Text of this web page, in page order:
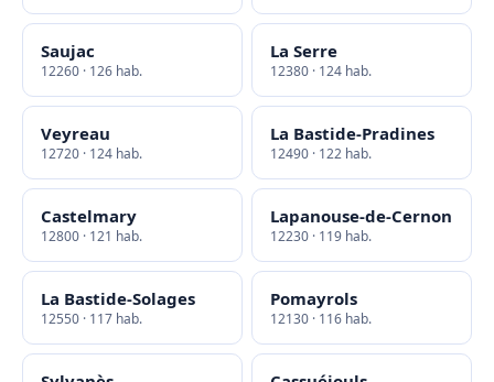
Saujac
12260 · 126 hab.
La Serre
12380 · 124 hab.
Veyreau
12720 · 124 hab.
La Bastide-Pradines
12490 · 122 hab.
Castelmary
12800 · 121 hab.
Lapanouse-de-Cernon
12230 · 119 hab.
La Bastide-Solages
12550 · 117 hab.
Pomayrols
12130 · 116 hab.